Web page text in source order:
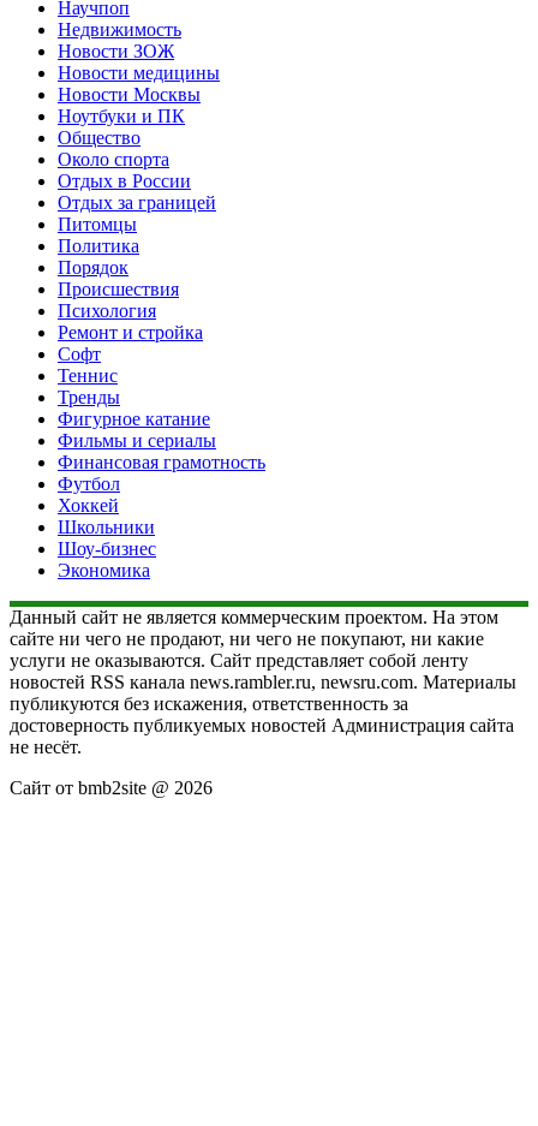
Научпоп
Недвижимость
Новости ЗОЖ
Новости медицины
Новости Москвы
Ноутбуки и ПК
Общество
Около спорта
Отдых в России
Отдых за границей
Питомцы
Политика
Порядок
Происшествия
Психология
Ремонт и стройка
Софт
Теннис
Тренды
Фигурное катание
Фильмы и сериалы
Финансовая грамотность
Футбол
Хоккей
Школьники
Шоу-бизнес
Экономика
Данный сайт не является коммерческим проектом. На этом
сайте ни чего не продают, ни чего не покупают, ни какие
услуги не оказываются. Сайт представляет собой ленту
новостей RSS канала news.rambler.ru, newsru.com. Материалы
публикуются без искажения, ответственность за
достоверность публикуемых новостей Администрация сайта
не несёт.
Сайт от bmb2site @ 2026